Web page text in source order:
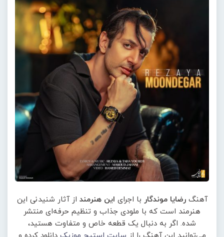
آهنگرضایا موندگار با اجرای این هنرمند از آثار شنیدنی این
هنرمند است که با ملودی جذاب و تنظیم حرفه‌ای منتشر
شده. اگر به دنبال یک قطعه خاص و متفاوت هستید،